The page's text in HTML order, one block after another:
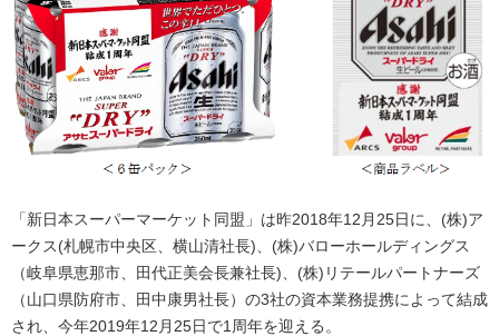
「新日本スーパーマーケット同盟」は昨2018年12月25日に、(株)ア
ークス(札幌市中央区、横山清社長)、(株)バローホールディングス
（岐阜県恵那市、田代正美会長兼社長)、(株)リテールパートナーズ
（山口県防府市、田中康男社長）の3社の資本業務提携によって結成
され、今年2019年12月25日で1周年を迎える。